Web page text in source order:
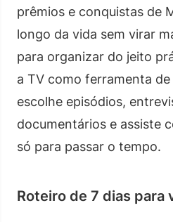
prêmios e conquistas de
longo da vida sem virar
para organizar do jeito
a TV como ferramenta
escolhe episódios,
documentários e assiste
só para passar o tempo.
Roteiro de 7 dias para